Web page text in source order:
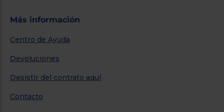
Más información
Centro de Ayuda
Devoluciones
Desistir del contrato aquí
Contacto